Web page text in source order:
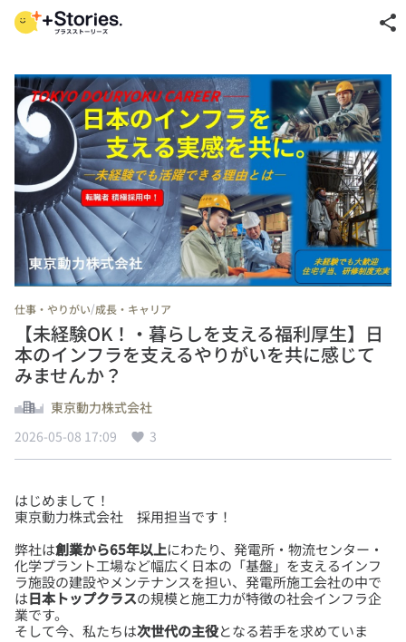
share
仕事・やりがい/成長・キャリア
【未経験OK！・暮らしを支える福利厚生】日
本のインフラを支えるやりがいを共に感じて
みませんか？
東京動力株式会社
2026-05-08 17:09
3
はじめまして！
弊社は創業から65年以上にわたり、発電所・物流センター・
化学プラント工場など幅広く日本の「基盤」を支えるインフ
ラ施設の建設やメンテナンスを担い、発電所施工会社の中で
は日本トップクラスの規模と施工力が特徴の社会インフラ企
業です。
そして今、私たちは次世代の主役となる若手を求めていま